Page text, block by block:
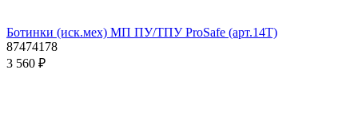
Ботинки (иск.мех) МП ПУ/ТПУ ProSafe (арт.14Т)
87474178
3 560 ₽